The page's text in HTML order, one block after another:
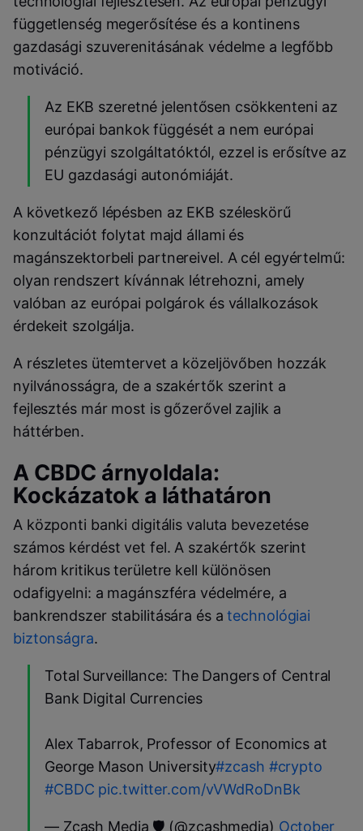
függetlenség megerősítése és a kontinens
gazdasági szuverenitásának védelme a legfőbb
motiváció.
Az EKB szeretné jelentősen csökkenteni az
európai bankok függését a nem európai
pénzügyi szolgáltatóktól, ezzel is erősítve az
EU gazdasági autonómiáját.
A következő lépésben az EKB széleskörű
konzultációt folytat majd állami és
magánszektorbeli partnereivel. A cél egyértelmű:
olyan rendszert kívánnak létrehozni, amely
valóban az európai polgárok és vállalkozások
érdekeit szolgálja.
A részletes ütemtervet a közeljövőben hozzák
nyilvánosságra, de a szakértők szerint a
fejlesztés már most is gőzerővel zajlik a
háttérben.
A CBDC árnyoldala:
Kockázatok a láthatáron
A központi banki digitális valuta bevezetése
számos kérdést vet fel. A szakértők szerint
három kritikus területre kell különösen
odafigyelni: a magánszféra védelmére, a
bankrendszer stabilitására és atechnológiai
biztonságra.
Total Surveillance: The Dangers of Central
Bank Digital Currencies
Alex Tabarrok, Professor of Economics at
George Mason University#zcash #crypto
#CBDC pic.twitter.com/vVWdRoDnBk
— Zcash Media 🛡️ (@zcashmedia) October